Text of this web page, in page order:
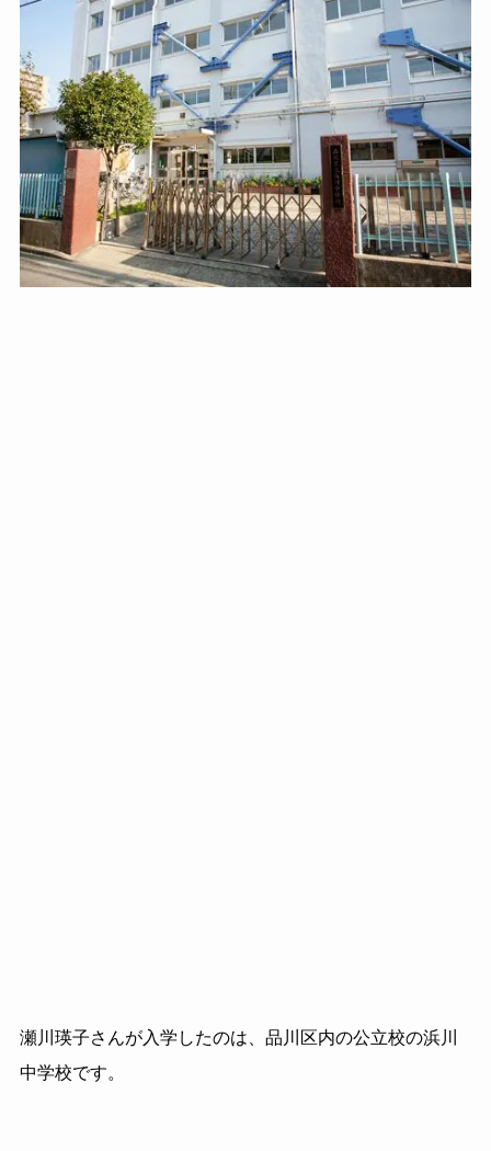
瀬川瑛子さんが入学したのは、品川区内の公立校の浜川
中学校です。